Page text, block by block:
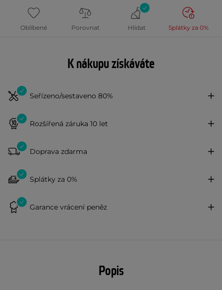
Oblíbené Porovnat Hlídat Splátky za 0%
K nákupu získáváte
Seřízeno/sestaveno 80%
Rozšířená záruka 10 let
Doprava zdarma
Splátky za 0%
Garance vrácení peněz
Popis